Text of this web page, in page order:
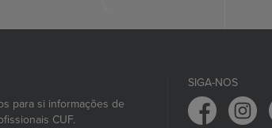
para si informações de
CUF.
SIGA-NOS